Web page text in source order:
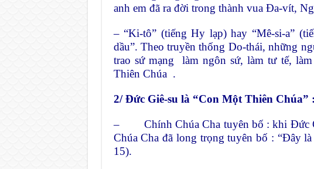
anh em đã ra đời trong thành vua Đa-vít,
– “Ki-tô” (tiếng Hy lạp) hay “Mê-si-a”
dầu”. Theo truyền thống Do-thái, những
trao sứ mạng làm ngôn sứ, làm tư tế,
Thiên Chúa .
2/ Đức Giê-su là “Con Một Thiên Chúa” :
– Chính Chúa Cha tuyên bố : khi Đức
Chúa Cha đã long trọng tuyên bố : “Đây
15).